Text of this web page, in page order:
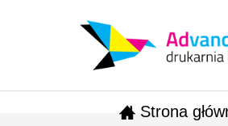
Strona